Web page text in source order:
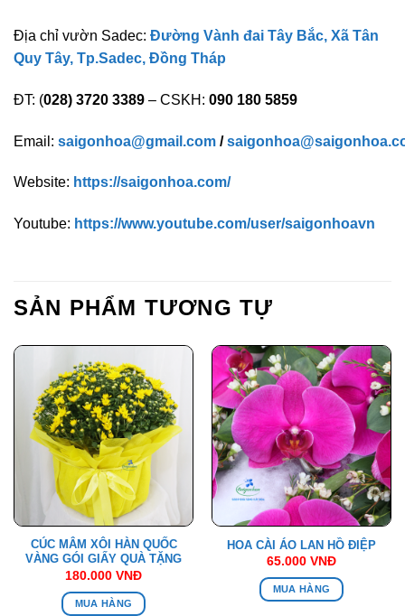
Địa chỉ vườn Sadec: Đường Vành đai Tây Bắc, Xã Tân
Quy Tây, Tp.Sadec, Đồng Tháp
ĐT: (028) 3720 3389 – CSKH: 090 180 5859
Email: saigonhoa@gmail.com /
Website: https://saigonhoa.com/
Youtube: https://www.youtube.com/user/saigonhoavn
SẢN PHẨM TƯƠNG TỰ
CÚC MÂM XÔI HÀN QUỐC
VÀNG GÓI GIẤY QUÀ TẶNG
180.000 VNĐ
MUA HÀNG
HOA CÀI ÁO LAN HỒ ĐIỆP
65.000 VNĐ
MUA HÀNG